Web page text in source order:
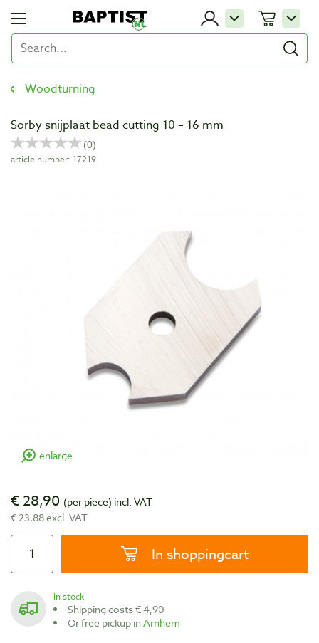
Woodturning
Sorby snijplaat bead cutting 10 – 16 mm
article number: 17219
enlarge
€ 28,90 (per piece) incl. VAT
€ 23,88 excl. VAT
In shoppingcart
In stock
Shipping costs € 4,90
Or free pickup inArnhem